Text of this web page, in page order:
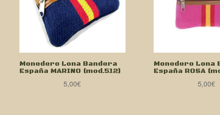
Monedero Lona Bandera
España MARINO (mod.512)
5,00€
Monedero Lona
España ROSA
5,00€